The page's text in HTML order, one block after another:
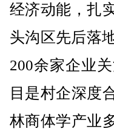
经济动能，扎
头沟区先后落
200余家企业
目是村企深度
林商体学产业